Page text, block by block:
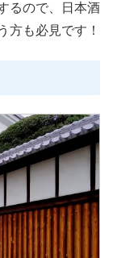
るので、日本酒
方も必見です！